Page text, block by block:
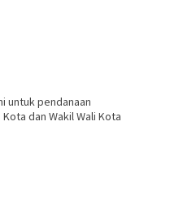
untuk pendanaan
dan Wakil Wali Kota